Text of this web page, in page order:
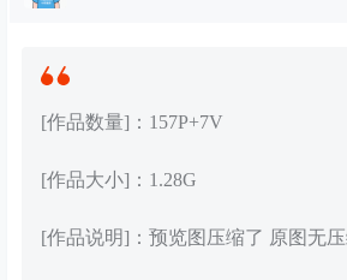
[作品数量]：157P+7V
[作品大小]：1.28G
[作品说明]：预览图压缩了 原图无